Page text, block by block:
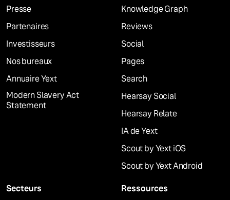
Presse
Partenaires
Investisseurs
Nos bureaux
Annuaire Yext
Modern Slavery Act
Statement
Knowledge Graph
Reviews
Social
Pages
Search
Hearsay Social
Hearsay Relate
IA de Yext
Scout by Yext iOS
Scout by Yext Android
Secteurs
Ressources